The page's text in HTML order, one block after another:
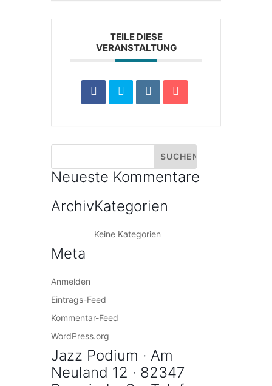
TEILE DIESE
VERANSTALTUNG
Neueste Kommentare
ArchivKategorien
Keine Kategorien
Meta
Anmelden
Eintrags-Feed
Kommentar-Feed
WordPress.org
Jazz Podium · Am
Neuland 12 · 82347